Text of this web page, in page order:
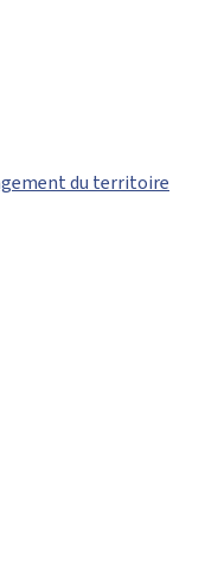
du territoire